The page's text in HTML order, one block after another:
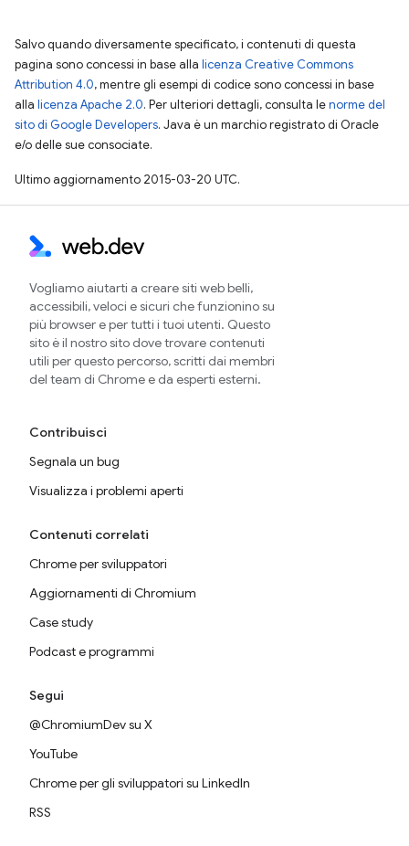
Salvo quando diversamente specificato, i contenuti di questa
pagina sono concessi in base alla licenza Creative Commons
Attribution 4.0, mentre gli esempi di codice sono concessi in base
alla licenza Apache 2.0. Per ulteriori dettagli, consulta lenorme del
sito di Google Developers. Java è un marchio registrato di Oracle
e/o delle sue consociate.
Ultimo aggiornamento 2015-03-20 UTC.
Vogliamo aiutarti a creare siti web belli,
accessibili, veloci e sicuri che funzionino su
più browser e per tutti i tuoi utenti. Questo
sito è il nostro sito dove trovare contenuti
utili per questo percorso, scritti dai membri
del team di Chrome e da esperti esterni.
Contribuisci
Segnala un bug
Visualizza i problemi aperti
Contenuti correlati
Chrome per sviluppatori
Aggiornamenti di Chromium
Case study
Podcast e programmi
Segui
@ChromiumDev su X
YouTube
Chrome per gli sviluppatori su LinkedIn
RSS